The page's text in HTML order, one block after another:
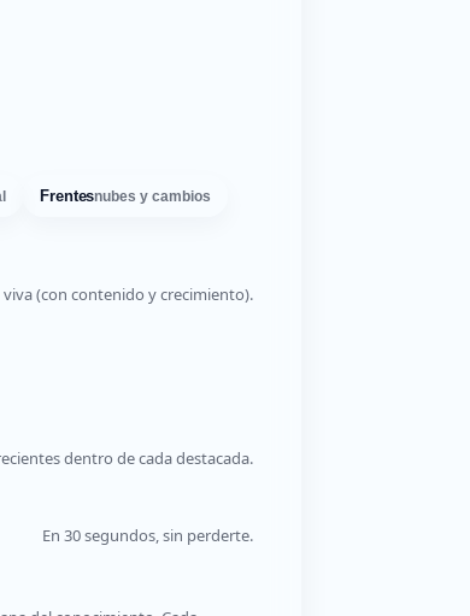
Frentesnubes y cambios
viva (con contenido y crecimiento).
dentro de cada destacada.
En 30 segundos, sin perderte.